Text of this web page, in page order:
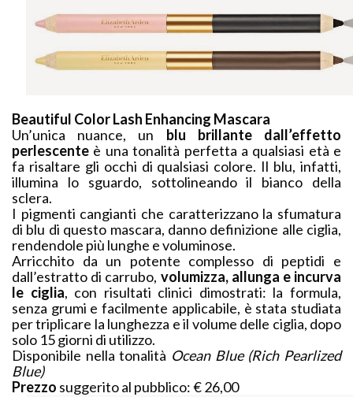
Beautiful Color Lash Enhancing Mascara
Un’unica nuance, un blu brillante dall’effetto
perlescente è una tonalità perfetta a qualsiasi età e
fa risaltare gli occhi di qualsiasi colore. Il blu, infatti,
illumina lo sguardo, sottolineando il bianco della
sclera.
I pigmenti cangianti che caratterizzano la sfumatura
di blu di questo mascara, danno definizione alle ciglia,
rendendole più lunghe e voluminose.
Arricchito da un potente complesso di peptidi e
dall’estratto di carrubo, volumizza, allunga e incurva
le ciglia, con risultati clinici dimostrati: la formula,
senza grumi e facilmente applicabile, è stata studiata
per triplicare la lunghezza e il volume delle ciglia, dopo
solo 15 giorni di utilizzo.
Disponibile nella tonalità Ocean Blue (Rich Pearlized
Blue)
Prezzo suggerito al pubblico: € 26,00